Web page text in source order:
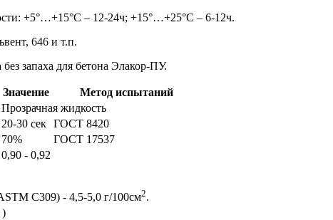
+5°…+15°С – 12-24ч; +15°…+25°С – 6-12ч.
646 и т.п.
запаха для бетона Элакор-ПУ.
Значение
Метод испытаний
Прозрачная жидкость
20-30 сек ГОСТ 8420
70%
ГОСТ 17537
0,90 - 0,92
C309) - 4,5-5,0 г/100см2.
)